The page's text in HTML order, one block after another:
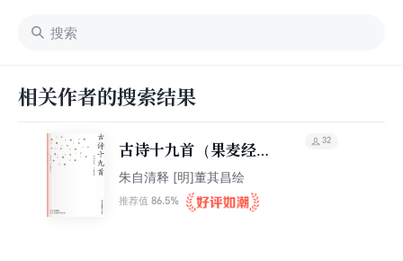
相关作者的搜索结果
古诗十九首（果麦经
典）
朱自清释 [明]董其昌绘
推荐值 86.5%
32